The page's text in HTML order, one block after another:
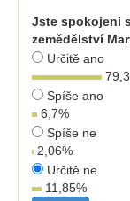
Jste spokojeni
zemědělství
Určitě ano
Spíše ano
6,7%
Spíše ne
2,06%
Určitě ne
11,85%